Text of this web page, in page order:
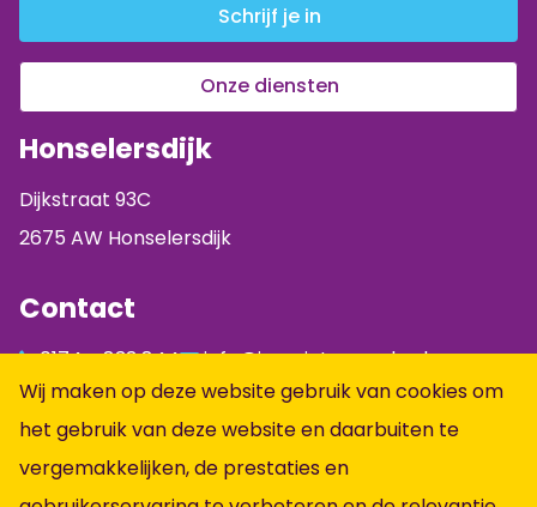
Schrijf je in
Onze diensten
Honselersdijk
Dijkstraat 93C
2675 AW Honselersdijk
Contact
0174 - 833 844
info@jumpintopeople.nl
Facebook
Instagram
LinkedIn
Wij maken op deze website gebruik van cookies om
het gebruik van deze website en daarbuiten te
vergemakkelijken, de prestaties en